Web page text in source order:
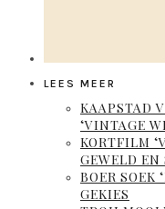
LEES MEER
KAAPSTAD
‘VINTAGE
KORTFILM
GEWELD EN
BOER SOEK
GEKIES